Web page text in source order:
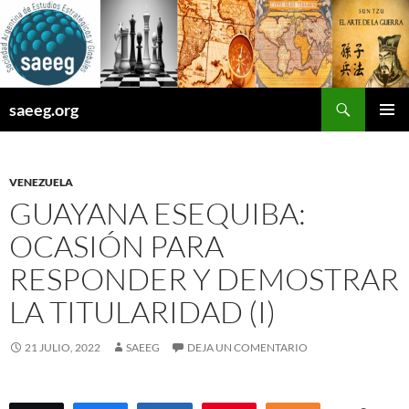
Saltar
al
contenido
saeeg.org
VENEZUELA
GUAYANA ESEQUIBA:
OCASIÓN PARA
RESPONDER Y DEMOSTRAR
LA TITULARIDAD (I)
21 JULIO, 2022 SAEEG DEJA UN COMENTARIO